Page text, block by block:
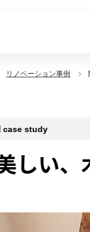
リノベーション事例
case study
しい、